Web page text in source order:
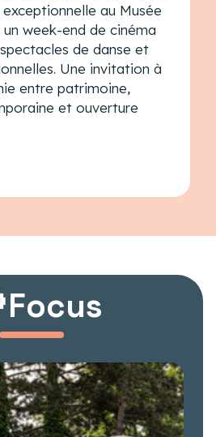
au Musée
week-end de cinéma
de danse et
Une invitation à
entre patrimoine,
et ouverture